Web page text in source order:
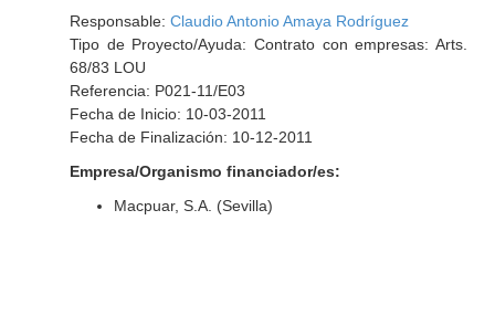
Responsable: Claudio Antonio Amaya Rodríguez
Tipo de Proyecto/Ayuda: Contrato con empresas: Arts.
68/83 LOU
Referencia: P021-11/E03
Fecha de Inicio: 10-03-2011
Fecha de Finalización: 10-12-2011
Empresa/Organismo financiador/es:
Macpuar, S.A. (Sevilla)